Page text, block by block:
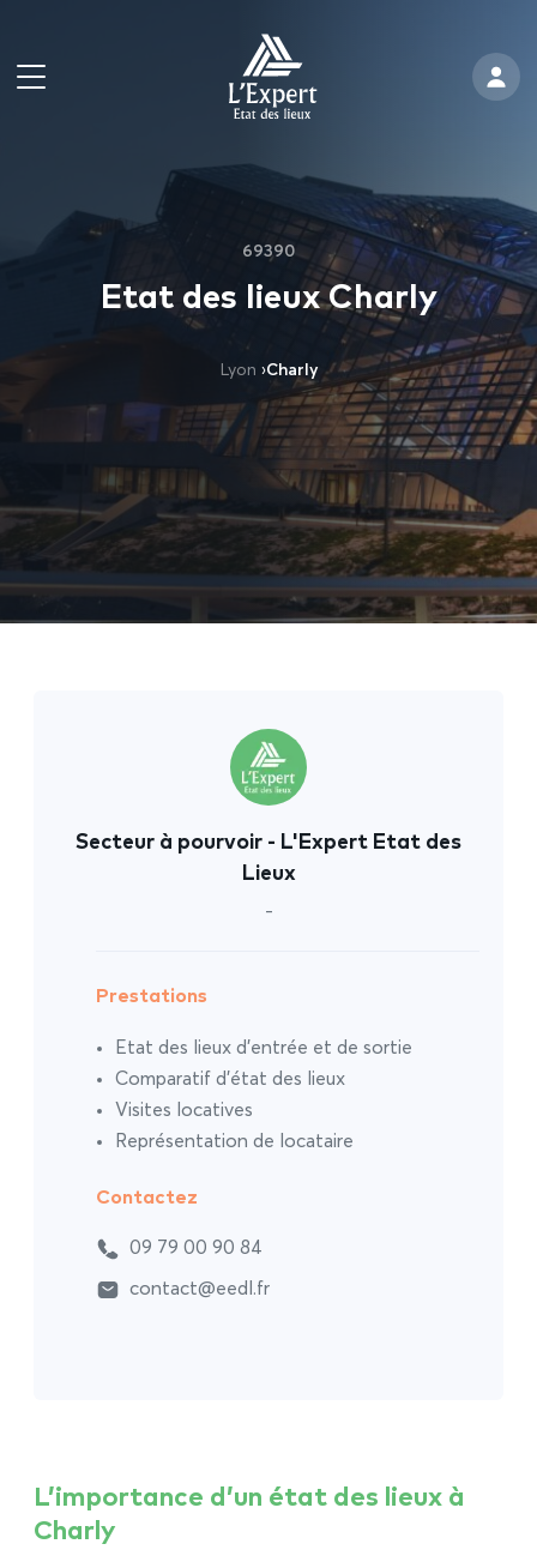
69390
Etat des lieux Charly
Lyon ›Charly
L’importance d’un état des lieux à
Charly
Secteur à pourvoir - L'Expert Etat des
Lieux
-
Prestations
Etat des lieux d’entrée et de sortie
Comparatif d’état des lieux
Visites locatives
Représentation de locataire
Contactez
09 79 00 90 84
contact@eedl.fr